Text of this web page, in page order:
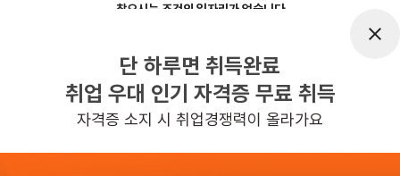
찾으시는 조건의 일자리가 없습니다
반경 3KM 이내의 일자리 확인하기
단 하루면 취득완료
취업 우대 인기 자격증 무료 취득
자격증 소지 시 취업경쟁력이 올라가요